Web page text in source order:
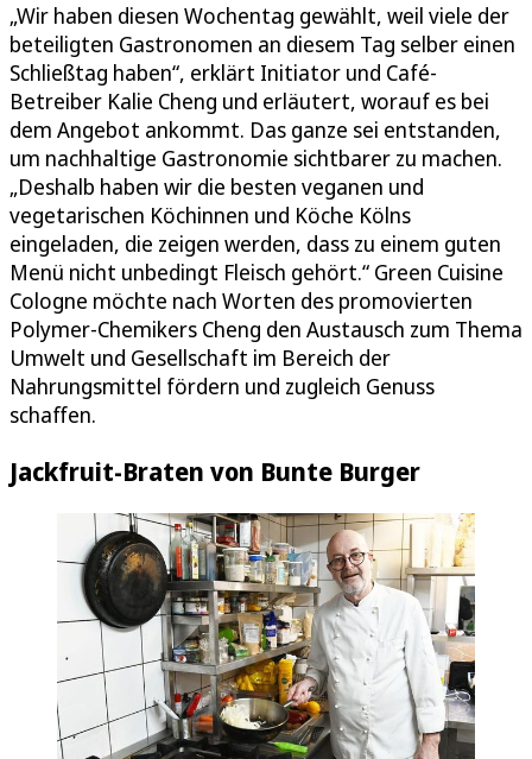
„Wir haben diesen Wochentag gewählt, weil viele der
beteiligten Gastronomen an diesem Tag selber einen
Schließtag haben“, erklärt Initiator und Café-
Betreiber Kalie Cheng und erläutert, worauf es bei
dem Angebot ankommt. Das ganze sei entstanden,
um nachhaltige Gastronomie sichtbarer zu machen.
„Deshalb haben wir die besten veganen und
vegetarischen Köchinnen und Köche Kölns
eingeladen, die zeigen werden, dass zu einem guten
Menü nicht unbedingt Fleisch gehört.“ Green Cuisine
Cologne möchte nach Worten des promovierten
Polymer-Chemikers Cheng den Austausch zum Thema
Umwelt und Gesellschaft im Bereich der
Nahrungsmittel fördern und zugleich Genuss
schaffen.
Jackfruit-Braten von Bunte Burger